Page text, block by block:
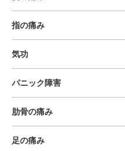
指の痛み
気功
パニック障害
肋骨の痛み
足の痛み